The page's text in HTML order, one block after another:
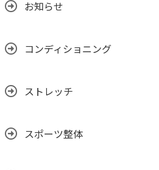
お知らせ
コンディショニング
ストレッチ
スポーツ整体